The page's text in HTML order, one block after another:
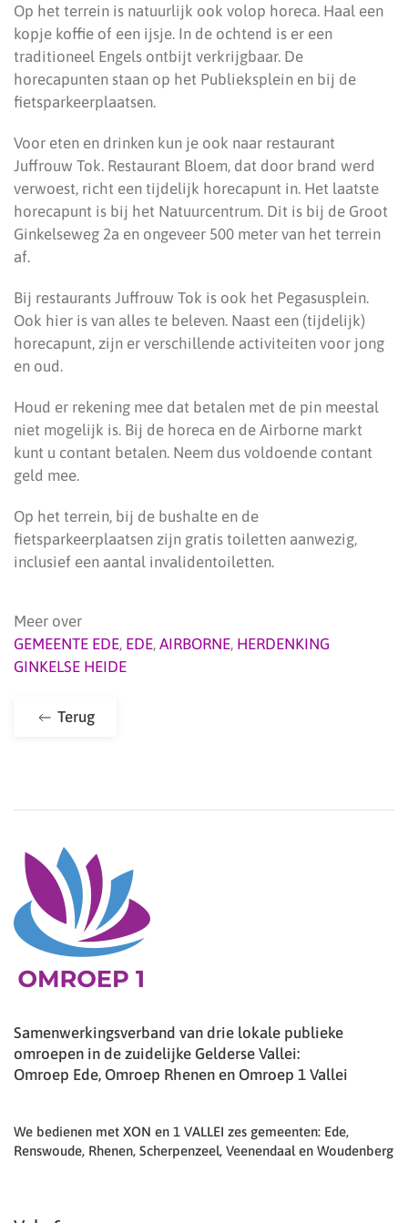
Op het terrein is natuurlijk ook volop horeca. Haal een
kopje koffie of een ijsje. In de ochtend is er een
traditioneel Engels ontbijt verkrijgbaar. De
horecapunten staan op het Publieksplein en bij de
fietsparkeerplaatsen.
Voor eten en drinken kun je ook naar restaurant
Juffrouw Tok. Restaurant Bloem, dat door brand werd
verwoest, richt een tijdelijk horecapunt in. Het laatste
horecapunt is bij het Natuurcentrum. Dit is bij de Groot
Ginkelseweg 2a en ongeveer 500 meter van het terrein
af.
Bij restaurants Juffrouw Tok is ook het Pegasusplein.
Ook hier is van alles te beleven. Naast een (tijdelijk)
horecapunt, zijn er verschillende activiteiten voor jong
en oud.
Houd er rekening mee dat betalen met de pin meestal
niet mogelijk is. Bij de horeca en de Airborne markt
kunt u contant betalen. Neem dus voldoende contant
geld mee.
Op het terrein, bij de bushalte en de
fietsparkeerplaatsen zijn gratis toiletten aanwezig,
inclusief een aantal invalidentoiletten.
Meer over
GEMEENTE EDE, EDE, AIRBORNE, HERDENKING
GINKELSE HEIDE
Terug
Samenwerkingsverband van drie lokale publieke
omroepen in de zuidelijke Gelderse Vallei:
Omroep Ede, Omroep Rhenen en Omroep 1 Vallei
We bedienen met XON en 1 VALLEI zes gemeenten: Ede,
Renswoude, Rhenen, Scherpenzeel, Veenendaal en Woudenberg